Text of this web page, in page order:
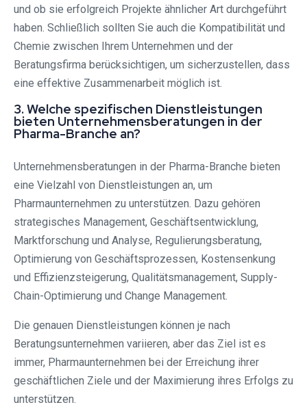
und ob sie erfolgreich Projekte ähnlicher Art durchgeführt
haben. Schließlich sollten Sie auch die Kompatibilität und
Chemie zwischen Ihrem Unternehmen und der
Beratungsfirma berücksichtigen, um sicherzustellen, dass
eine effektive Zusammenarbeit möglich ist.
3. Welche spezifischen Dienstleistungen
bieten Unternehmensberatungen in der
Pharma-Branche an?
Unternehmensberatungen in der Pharma-Branche bieten
eine Vielzahl von Dienstleistungen an, um
Pharmaunternehmen zu unterstützen. Dazu gehören
strategisches Management, Geschäftsentwicklung,
Marktforschung und Analyse, Regulierungsberatung,
Optimierung von Geschäftsprozessen, Kostensenkung
und Effizienzsteigerung, Qualitätsmanagement, Supply-
Chain-Optimierung und Change Management.
Die genauen Dienstleistungen können je nach
Beratungsunternehmen variieren, aber das Ziel ist es
immer, Pharmaunternehmen bei der Erreichung ihrer
geschäftlichen Ziele und der Maximierung ihres Erfolgs zu
unterstützen.